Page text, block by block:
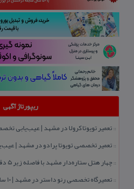
ریپورتاژ آگهی
:: تعمیر تویوتا كرولا در مشهد | عیب‌یابی
:: تعمیر تخصصی تویوتا پرادو در مشهد |
::چهار هتل‌ ستاره‌دار مشهد با فاصله زیر 5 دقیقه تا حرم
:: تعمیرگاه تخصصی رنو داستر در مشهد | ۱۰ سال تجربه و امداد خودرو